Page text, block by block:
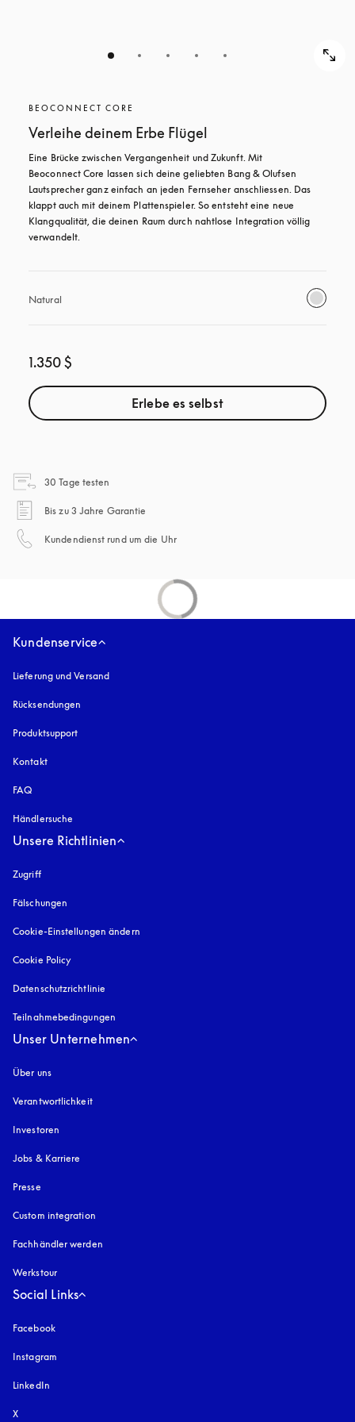
BEOCONNECT CORE
Verleihe deinem Erbe Flügel
Eine Brücke zwischen Vergangenheit und Zukunft. Mit
Beoconnect Core lassen sich deine geliebten Bang & Olufsen
Lautsprecher ganz einfach an jeden Fernseher anschliessen. Das
klappt auch mit deinem Plattenspieler. So entsteht eine neue
Klangqualität, die deinen Raum durch nahtlose Integration völlig
verwandelt.
Natural
1.350 $
Erlebe es selbst
30 Tage testen
Bis zu 3 Jahre Garantie
Kundendienst rund um die Uhr
Kundenservice
Lieferung und Versand
Rücksendungen
Produktsupport
Kontakt
FAQ
Händlersuche
Unsere Richtlinien
Zugrifföffnet sich in einem neuen Tab
Fälschungen
Cookie-Einstellungen ändern
Cookie Policy
Datenschutzrichtlinie
Teilnahmebedingungen
Unser Unternehmen
Über uns
Verantwortlichkeit
Investoren
Jobs & Karriere
Presse
Custom integration
Fachhändler werden
Werkstour
Social Links
Facebook
Instagram
LinkedIn
X